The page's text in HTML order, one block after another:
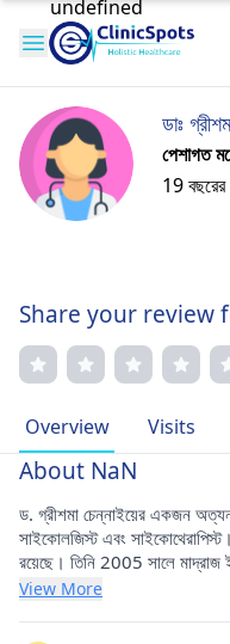
ডাঃ
পেশাগত
19 বছরের
Share your review
Overview Visits
About NaN
ড. গ্রীশমা চেন্নাইয়ের একজন
সাইকোলজিস্ট এবং
রয়েছে। তিনি 2005 সালে মাদ্রাজ
সাইকোলজি এবং 2013 সালে ভারতের
View More